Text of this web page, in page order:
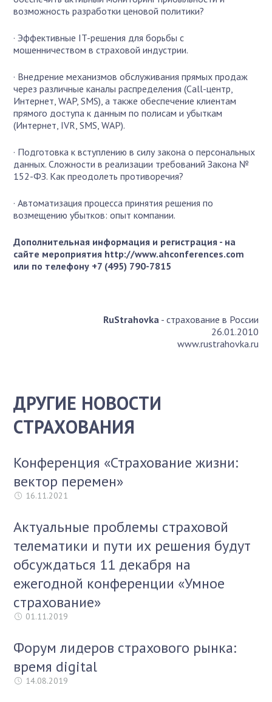
возможность разработки ценовой политики?
· Эффективные IT-решения для борьбы с
мошенничеством в страховой индустрии.
· Внедрение механизмов обслуживания прямых продаж
через различные каналы распределения (Call-центр,
Интернет, WAP, SMS), а также обеспечение клиентам
прямого доступа к данным по полисам и убыткам
(Интернет, IVR, SMS, WAP).
· Подготовка к вступлению в силу закона о персональных
данных. Сложности в реализации требований Закона №
152-ФЗ. Как преодолеть противоречия?
· Автоматизация процесса принятия решения по
возмещению убытков: опыт компании.
Дополнительная информация и регистрация - на
сайте мероприятия http://www.ahconferences.com
или по телефону +7 (495) 790-7815
RuStrahovka- страхование в России
26.01.2010
www.rustrahovka.ru
ДРУГИЕ НОВОСТИ
СТРАХОВАНИЯ
Конференция «Страхование жизни:
вектор перемен»
16.11.2021
Актуальные проблемы страховой
телематики и пути их решения будут
обсуждаться 11 декабря на
ежегодной конференции «Умное
страхование»
01.11.2019
Форум лидеров страхового рынка:
время digital
14.08.2019